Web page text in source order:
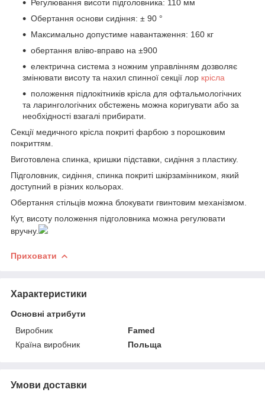
Регулювання висоти підголовника: 110 мм
Обертання основи сидіння: ± 90 °
Максимально допустиме навантаження: 160 кг
обертання вліво-вправо на ±900
електрична система з ножним управлінням дозволяє
змінювати висоту та нахил спинної секції лор крісла
положення підлокітників крісла для офтальмологічних
та ларингологічних обстежень можна коригувати або за
необхідності взагалі прибирати.
Секції медичного крісла покриті фарбою з порошковим
покриттям.
Виготовлена спинка, кришки підставки, сидіння з пластику.
Підголовник, сидіння, спинка покриті шкірзамінником, який
доступний в різних кольорах.
Обертання стільців можна блокувати гвинтовим механізмом.
Кут, висоту положення підголовника можна регулювати
вручну.
Приховати
Характеристики
Основні атрибути
Виробник
Famed
Країна виробник
Польща
Умови доставки